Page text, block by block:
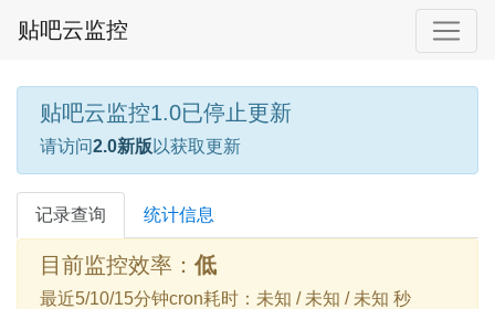
贴吧云监控
贴吧云监控1.0已停止更新
请访问2.0新版 以获取更新
记录查询 统计信息
目前监控效率： 低
最近5/10/15分钟cron耗时：未知 / 未知 / 未知 秒